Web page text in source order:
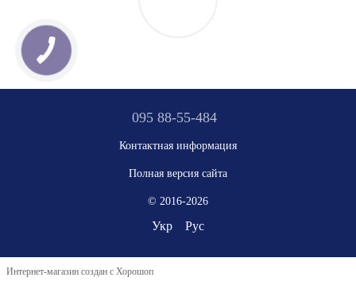
095 88-55-484
Контактная информация
Полная версия сайта
© 2016-2026
Укр Рус
Интернет-магазин создан с Хорошоп